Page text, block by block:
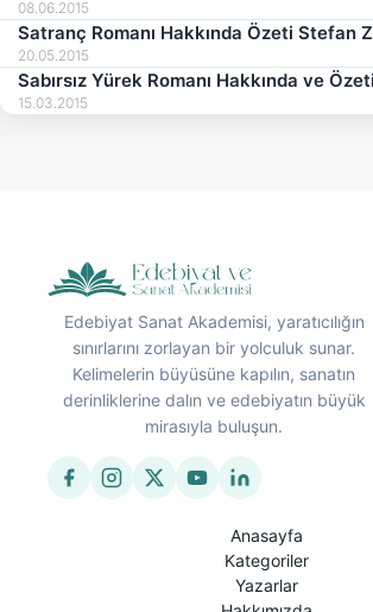
08.06.2015
Satranç Romanı Hakkında Özeti Stefan
20.05.2015
Sabırsız Yürek Romanı Hakkında ve Özeti Stefan
Zweig
15.03.2015
Edebiyat Sanat Akademisi, yaratıcılığın
sınırlarını zorlayan bir yolculuk sunar.
Kelimelerin büyüsüne kapılın, sanatın
derinliklerine dalın ve edebiyatın büyük
mirasıyla buluşun.
Anasayfa
Kategoriler
Yazarlar